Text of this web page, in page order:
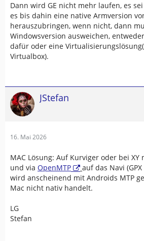
Dann wird GE nicht mehr laufen, es
es bis dahin eine native Armversion
herauszubringen, wenn nicht, dann
Windowsversion ausweichen,
dafür oder eine
Virtualbox).
JStefan
16. Mai 2026
MAC Lösung: Auf Kurviger oder bei XY
und via OpenMTP
auf das Navi
wird anscheinend mit Androids MTP
Mac nicht nativ handelt.
LG
Stefan